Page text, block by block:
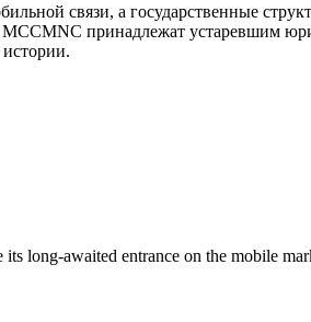
связи, а государственные
принадлежат устаревшим
its long-awaited entrance on the mobile